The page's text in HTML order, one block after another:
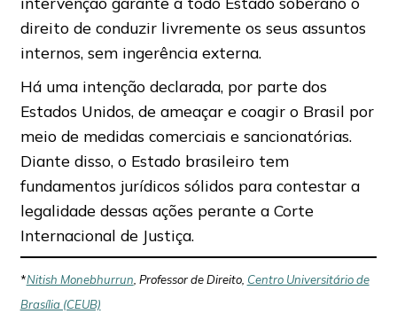
direito de conduzir livremente os seus assuntos
internos, sem ingerência externa.
Há uma intenção declarada, por parte dos
Estados Unidos, de ameaçar e coagir o Brasil por
meio de medidas comerciais e sancionatórias.
Diante disso, o Estado brasileiro tem
fundamentos jurídicos sólidos para contestar a
legalidade dessas ações perante a Corte
Internacional de Justiça.
*Nitish Monebhurrun, Professor de Direito, Centro Universitário de
Brasília (CEUB)